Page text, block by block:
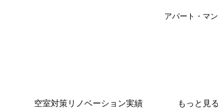
アパート・マ
空室対策リノベーション実績 もっと見